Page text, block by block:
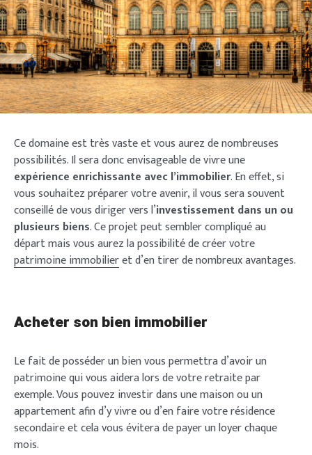
Ce domaine est très vaste et vous aurez de nombreuses
possibilités. Il sera donc envisageable de vivre une
expérience enrichissante avec l’immobilier. En effet, si
vous souhaitez préparer votre avenir, il vous sera souvent
conseillé de vous diriger vers l’investissement dans un ou
plusieurs biens. Ce projet peut sembler compliqué au
départ mais vous aurez la possibilité de créer votre
patrimoine immobilieret d’en tirer de nombreux avantages.
Acheter son bien immobilier
Le fait de posséder un bien vous permettra d’avoir un
patrimoine qui vous aidera lors de votre retraite par
exemple. Vous pouvez investir dans une maison ou un
appartement afin d’y vivre ou d’en faire votre résidence
secondaire et cela vous évitera de payer un loyer chaque
mois.